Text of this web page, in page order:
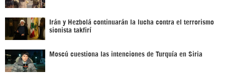
Irán y Hezbolá continuarán la lucha contra el terrorismo
sionista takfirí
Moscú cuestiona las intenciones de Turquía en Siria